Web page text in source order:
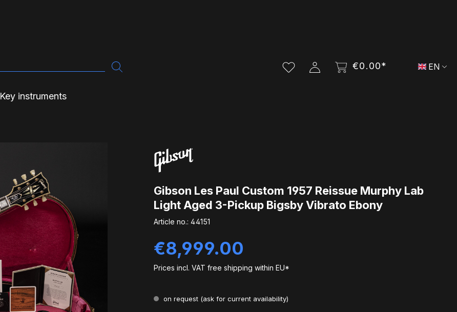
€0.00* EN
Key instruments
Gibson Les Paul Custom 1957 Reissue Murphy Lab
Light Aged 3-Pickup Bigsby Vibrato Ebony
Article no.: 44151
Regular price:
€8,999.00
Prices incl. VAT free shipping within EU*
on request (ask for current availability)